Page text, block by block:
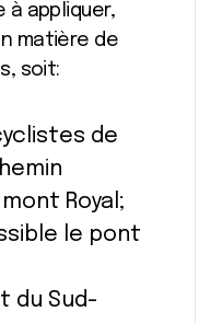
à appliquer,
matière de
soit:
de
Royal;
le pont
du Sud-